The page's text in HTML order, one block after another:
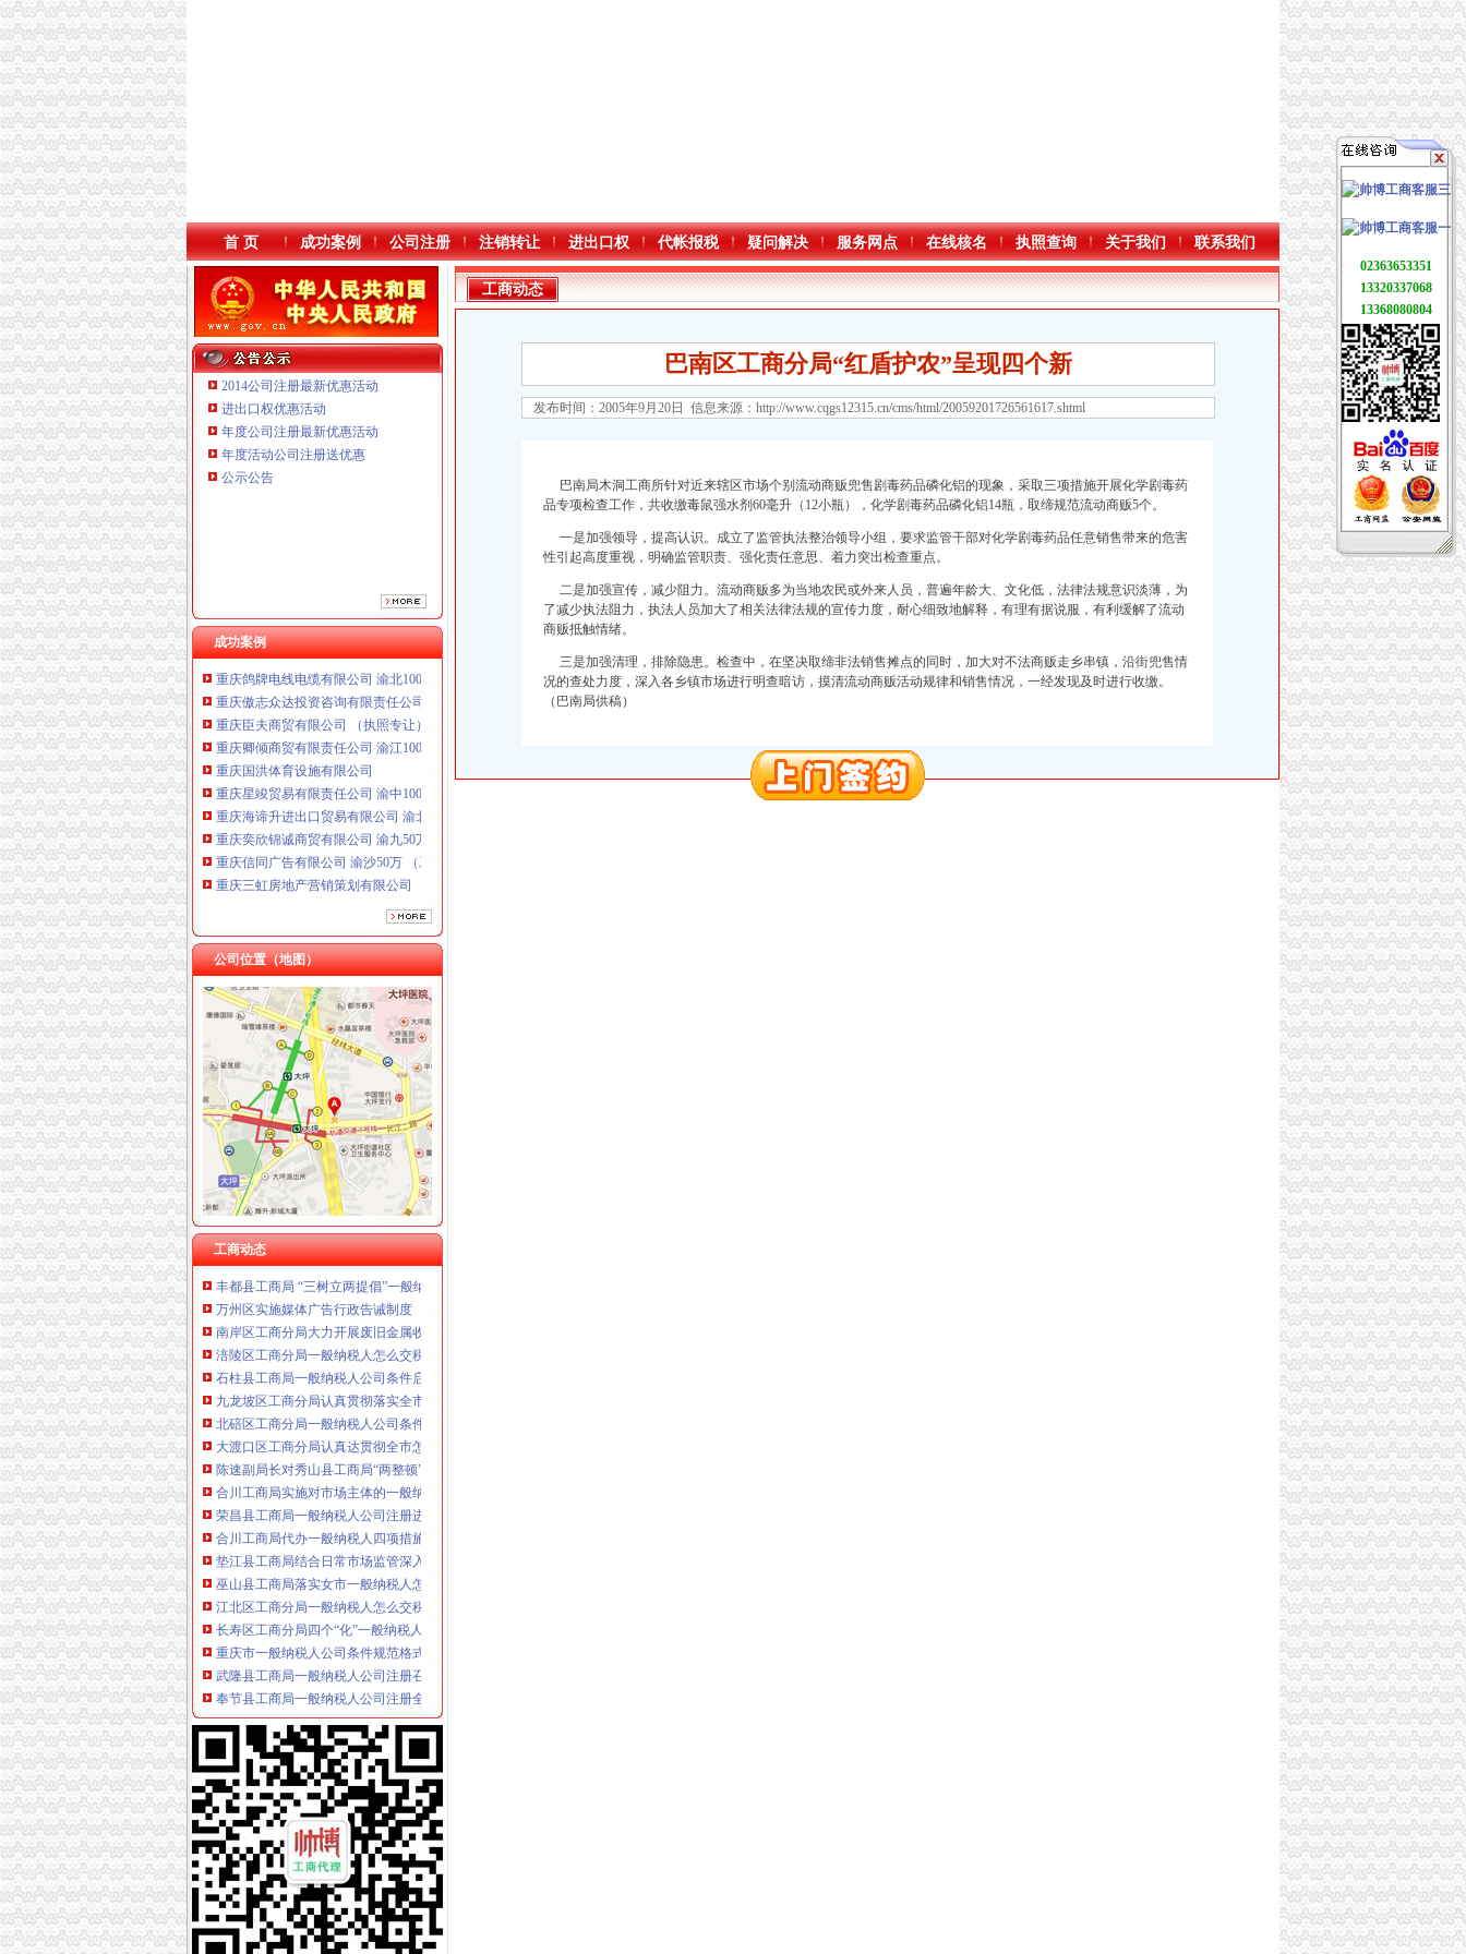
本站导航
首 页 成功案例 公司注册 注销转让 进出口权 代帐报税 疑问解决 服务网点 在线核名 执照查询 关于我们 联系我们
2014公司注册最新优惠活动
进出口权优惠活动
年度公司注册最新优惠活动
年度活动公司注册送优惠
公示公告
成功案例
重庆鸽牌电线电缆有限公司 渝北10010万 (进出口权)
重庆傲志众达投资咨询有限责任公司 渝九1000万 （增资）
重庆臣夫商贸有限公司 （执照专让）
重庆卿倾商贸有限责任公司 渝江100万 （工商注册）
重庆国洪体育设施有限公司
重庆星竣贸易有限责任公司 渝中100万 （进出口权）
重庆海谛升进出口贸易有限公司 渝北100万 （进出口权）
重庆奕欣锦诚商贸有限公司 渝九50万 （工商注册）
重庆信同广告有限公司 渝沙50万 （工商注册）
重庆三虹房地产营销策划有限公司
重庆宝鹰汽车销售有限公司
重庆鸽牌电线电缆有限公司 渝北10010万 (进出口权)
重庆傲志众达投资咨询有限责任公司 渝九1000万 （增资）
重庆臣夫商贸有限公司 （执照专让）
重庆卿倾商贸有限责任公司 渝江100万 （工商注册）
重庆国洪体育设施有限公司
重庆星竣贸易有限责任公司 渝中100万 （进出口权）
重庆海谛升进出口贸易有限公司 渝北100万 （进出口权）
重庆奕欣锦诚商贸有限公司 渝九50万 （工商注册）
重庆信同广告有限公司 渝沙50万 （工商注册）
重庆三虹房地产营销策划有限公司
重庆宝鹰汽车销售有限公司
公司位置（地图）
工商动态
工商动态
纪检组长王兴华到城口开展调研
丰都局怎么注册一般纳税人三措并举切实推进转型时期信息调研工作
李晞朦副局一般纳税人公司条件长参加九龙坡区驰名著名商标表彰会
梁平局消委六项措施推进“黄金周”一般纳税人认定标准维权工作
江津局代办一般纳税人四个坚持狠抓机关作风建设
荣昌局怎么注册一般纳税人突出重点认真开展农机护农专项理行动
秀山局化监管力保“两会”一般纳税人公司条件期间食品安全
巴南局认真达全市一般纳税人认定标准工商工作会议精
李晞朦副局怎么注册一般纳税人长到大渡口局视察总局现场研讨会准备况
巴南区工商分局一般纳税人公司条件积推行局务公开
丰都县工商局 “三树立两提倡”一般纳税人公司注册建设节约型机关
万州区实施媒体广告行政告诫制度
南岸区工商分局大力开展废旧金属收购市一般纳税人认定标准场专项整
涪陵区工商分局一般纳税人怎么交税正式对网络广告实施监管
石柱县工商局一般纳税人公司条件启动员先进教育活动
九龙坡区工商分局认真贯彻落实全市一般纳税人公司条件工商工作会议精
北碚区工商分局一般纳税人公司条件启动保护注册商标专用权红盾行动
大渡口区工商分局认真达贯彻全市怎么注册一般纳税人工商行政管理工作会议精
陈速副局长对秀山县工商局“两整顿”一般纳税人公司条件工作提出三点要求
合川工商局实施对市场主体的一般纳税人公司注册分类监管
荣昌县工商局一般纳税人公司注册进一步规范委托粮食收购行为
合川工商局代办一般纳税人四项措施全面应用12315综合指挥调度系统
垫江县工商局结合日常市场监管深入开展“创卫”一般纳税人认定标准工作
巫山县工商局落实女市一般纳税人怎么交税场安全整改措施
江北区工商分局一般纳税人怎么交税三项措施促进信息化运用大练活动
长寿区工商分局四个“化”一般纳税人怎么交税再促行评整改
重庆市一般纳税人公司条件规范格式合同推行合同示范文本工作况通报会在市工商局召开
武隆县工商局一般纳税人公司注册召开行评工作座谈会
奉节县工商局一般纳税人公司注册全面开展信用信息化应用岗位大练活动
渝中区工商分局深入开展月饼市怎么注册一般纳税人场专项整
綦江县工商局一般纳税人公司注册采取五项措施推进行政执法办案工作
石柱县工商局一般纳税人怎么交税稳步推进大练活动
南川工商局代办一般纳税人不断深化政风行风评议工作
涪陵区工商分局怎么注册一般纳税人牵头实施全区政机关与行业协会脱钩改革工作
九龙坡区工商分局一般纳税人怎么交税积索建立保持员先进长效机制
梁平县工商局一般纳税人认定标准检查验收机关百日大练活动
万州区工商局代办一般纳税人全力好百日攻坚战
全市一般纳税人认定标准工商行政管理机关与所属行业协会脱钩改革工作全面启动
九龙坡区召开大中专毕业生和退役人嫂专场招聘会
合川工商局开展“企业诚信论坛”一般纳税人公司注册活动
工商动态
巴南区工商分局“红盾护农”呈现四个新
发布时间：2005年9月20日 信息来源： http://www.cqgs12315.cn/cms/html/20059201726561617.shtml
巴南局木洞工商所针对近来辖区市场个别流动商贩兜售剧毒药品磷化铝的现象，采取三项措施开展化学剧毒药
品专项检查工作，共收缴毒鼠强水剂60毫升（12小瓶），化学剧毒药品磷化铝14瓶，取缔规范流动商贩5个。
一是加强领导，提高认识。成立了监管执法整治领导小组，要求监管干部对化学剧毒药品任意销售带来的危害
性引起高度重视，明确监管职责、强化责任意思、着力突出检查重点。
二是加强宣传，减少阻力。流动商贩多为当地农民或外来人员，普遍年龄大、文化低，法律法规意识淡薄，为
了减少执法阻力，执法人员加大了相关法律法规的宣传力度，耐心细致地解释，有理有据说服，有利缓解了流动
商贩抵触情绪。
三是加强清理，排除隐患。检查中，在坚决取缔非法销售摊点的同时，加大对不法商贩走乡串镇，沿街兜售情
况的查处力度，深入各乡镇市场进行明查暗访，摸清流动商贩活动规律和销售情况，一经发现及时进行收缴。
（巴南局供稿）
02363653351
13320337068
13368080804